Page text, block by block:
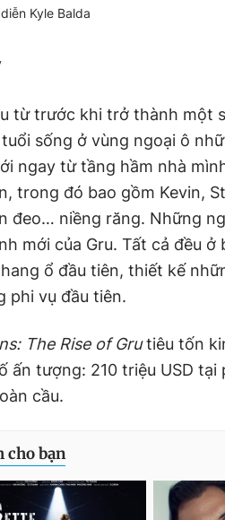
Kyle Balda
từ trước khi trở thành một
tuổi sống ở vùng ngoại ô
ngay từ tầng hầm nhà
trong đó bao gồm Kevin,
đeo… niềng răng. Những
mới của Gru. Tất cả đều
ổ đầu tiên, thiết kế
phi vụ đầu tiên.
The Rise of Grutiêu tốn
ấn tượng: 210 triệu USD
cầu.